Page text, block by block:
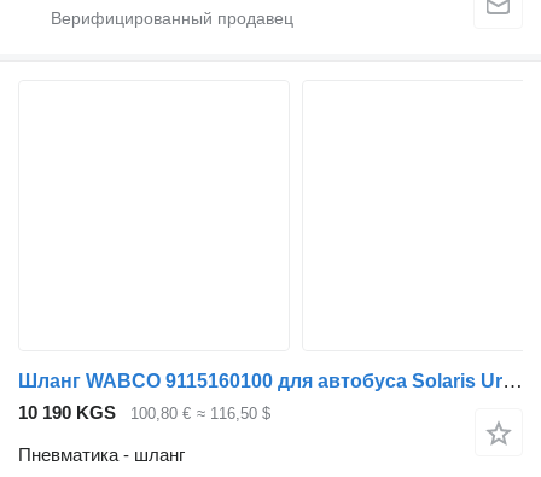
Шланг WABCO 9115160100 для автобуса Solaris Urbino, Alpino, Vacanza (1999-)
10 190 KGS 100,80 € ≈ 116,50 $
Пневматика - шланг